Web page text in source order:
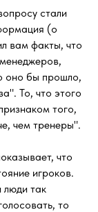
стали
(о
вам факты, что
оно бы прошло,
То, что этого
того,
чем тренеры".
что
игроков.
люди так
то